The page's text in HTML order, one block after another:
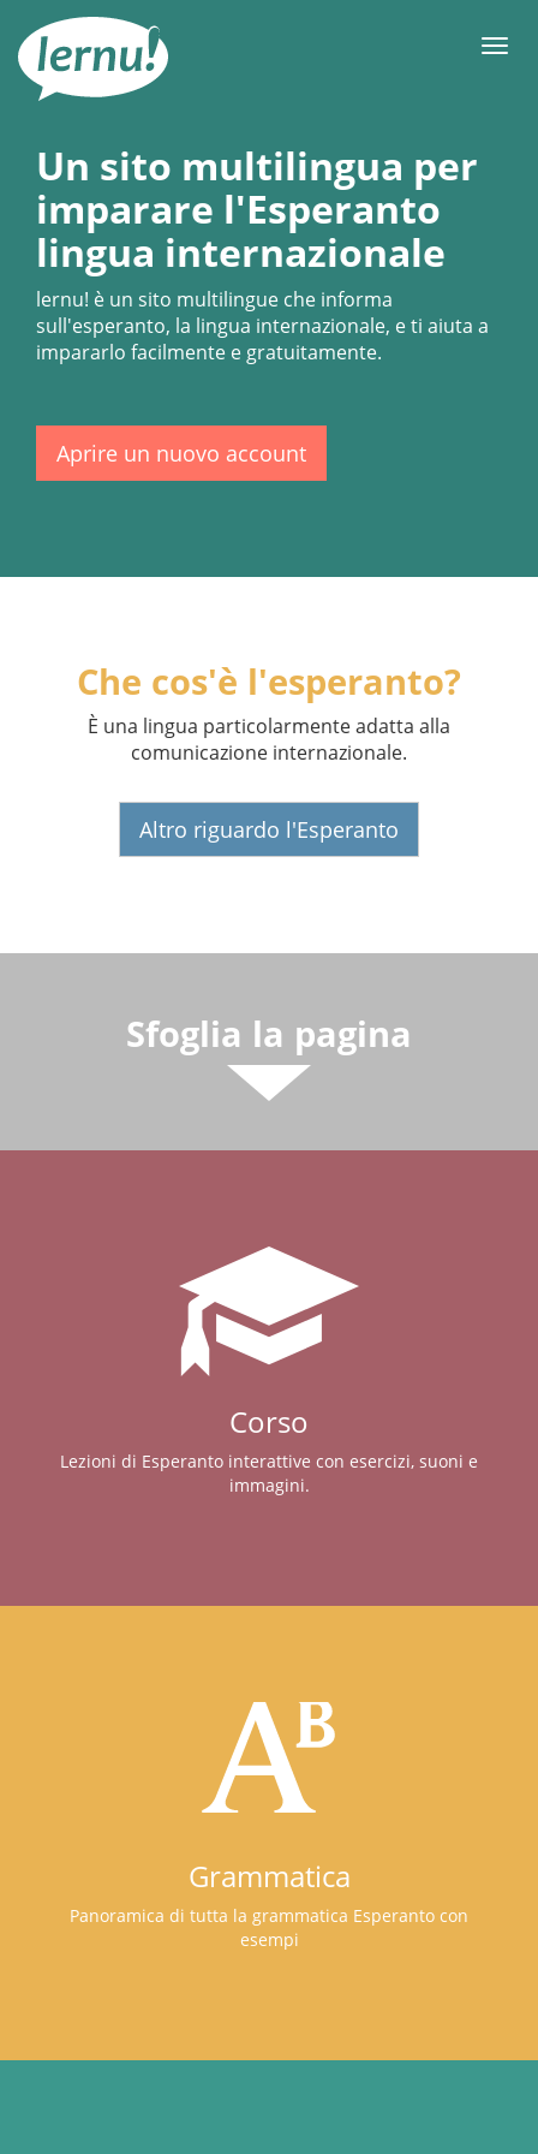
all’indice
Un sito multilingua per
imparare l'Esperanto
lingua internazionale
lernu! è un sito multilingue che informa
sull'esperanto, la lingua internazionale, e ti aiuta a
impararlo facilmente e gratuitamente.
Aprire un nuovo account
Che cos'è l'esperanto?
È una lingua particolarmente adatta alla
comunicazione internazionale.
Altro riguardo l'Esperanto
Sfoglia la pagina
Corso
Lezioni di Esperanto interattive con esercizi, suoni e
immagini.
Grammatica
Panoramica di tutta la grammatica Esperanto con
esempi